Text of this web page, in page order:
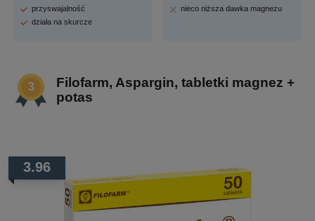
przyswajalność
działa na skurcze
nieco niższa dawka magnezu
Filofarm, Aspargin, tabletki magnez +
potas
3.96